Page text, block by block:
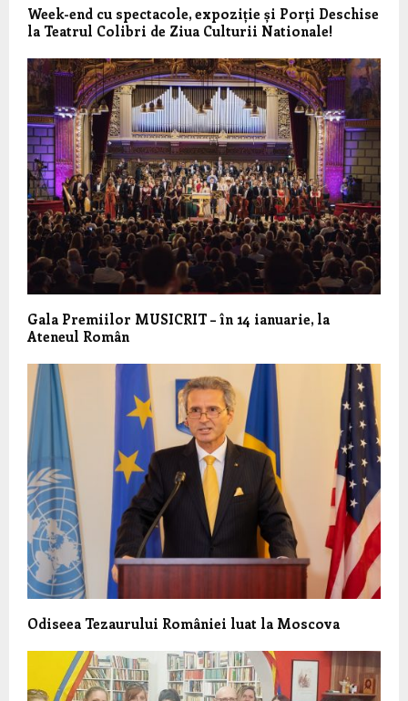
Week-end cu spectacole, expoziție și Porți Deschise
la Teatrul Colibri de Ziua Culturii Nationale!
Gala Premiilor MUSICRIT – în 14 ianuarie, la
Ateneul Român
Odiseea Tezaurului României luat la Moscova